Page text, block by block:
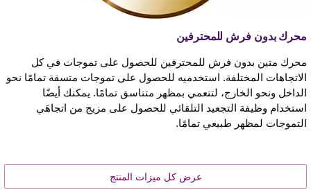
محرك بدون فرش للمحترفين
محرك متين بدون فرش للمحترفين للحصول على تموجات في كل
الاتجاهات المختلفة. استخدميه للحصول على تموجات متسقة تمامًا نحو
الداخل ونحو الخارج، لتنعمي بمظهر متناسق تمامًا. يمكنك أيضًا
استخدام وظيفة التجعيد التلقائي للحصول على مزيج من اتجاهَي
التموجات لمظهر طبيعي تمامًا.
عرض كل ميزات المنتج